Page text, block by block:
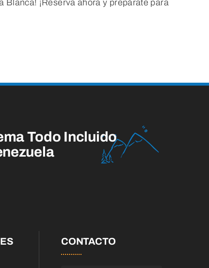
¡Reserva ahora y prepárate para
Todo Incluido
CONTACTO